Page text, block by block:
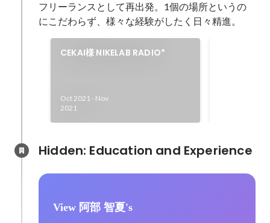
フリーランスとして再出発。1個の場所というの
にこだわらず、様々な経験がしたく日々精進。
CEKAI様 NIKELAB RADIO*
Oct 2021 - Nov
2021
View 阿部 智夏's